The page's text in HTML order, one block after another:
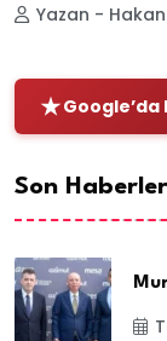
Yazan -
Google’da
Son Haberler